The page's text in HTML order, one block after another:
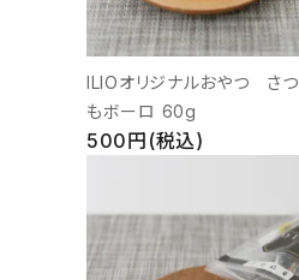
ILIOオリジナルおやつ さ
もボーロ 60g
500円(税込)